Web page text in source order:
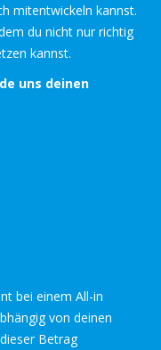
mitentwickeln kannst.
du nicht nur richtig
kannst.
uns deinen
bei einem All-in
von deinen
Betrag